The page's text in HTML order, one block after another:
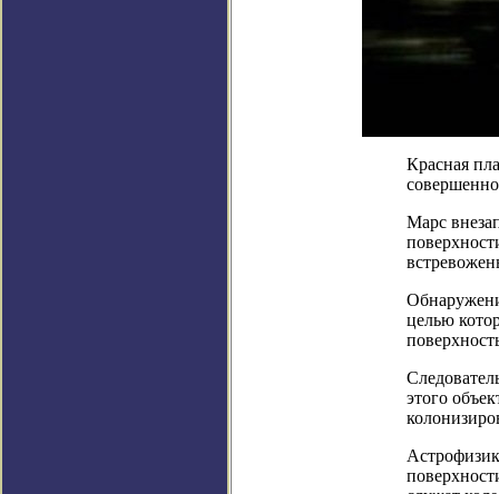
Красная
Марс
целью
этого